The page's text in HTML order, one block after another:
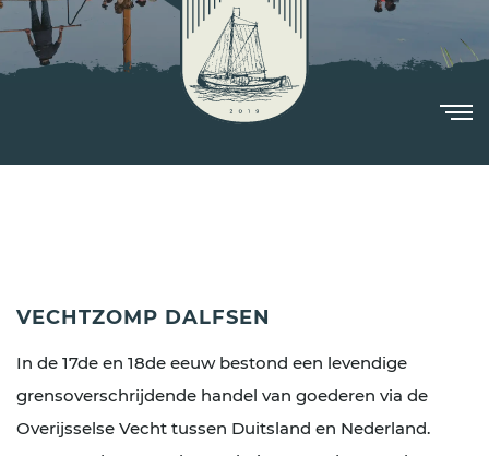
VECHTZOMP DALFSEN
In de 17de en 18de eeuw bestond een levendige
grensoverschrijdende handel van goederen via de
Overijsselse Vecht tussen Duitsland en Nederland.